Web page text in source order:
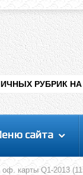
Здравствуйте
пользоваться
управления, вам
авторизоваться на
логином, либо
НА САЙТЕ ,
сайта
карты Q1-2013